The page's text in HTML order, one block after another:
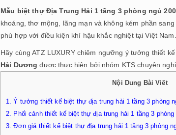
Mẫu biệt thự Địa Trung Hải 1 tầng 3 phòng ngủ
khoáng, thơ mộng, lãng mạn và không kém phần
phù hợp với điều kiện khí hậu khắc nghiệt tại Việt Nam.
Hãy cùng ATZ LUXURY chiêm ngưỡng ý tưởng thiết
Hải Dương được thực hiện bởi nhóm KTS chuyên
Nội Dung Bài Viết
1. Ý tưởng thiết kế biệt thự địa trung hải 1 tầng 3 phòng
2. Phối cảnh thiết kế biệt thự địa trung hải 1 tầng 3
3. Đơn giá thiết kế biệt thự địa trung hải 1 tầng 3 phòng